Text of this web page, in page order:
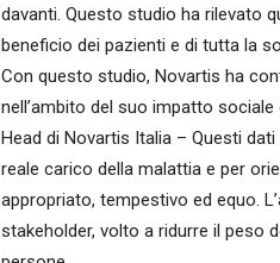
davanti. Questo studio ha rilevato
beneficio dei pazienti e di tutta la
Con questo studio, Novartis ha
nell’ambito del suo impatto
Head di Novartis Italia – Questi
reale carico della malattia e per
appropriato, tempestivo ed equo.
stakeholder, volto a ridurre il peso